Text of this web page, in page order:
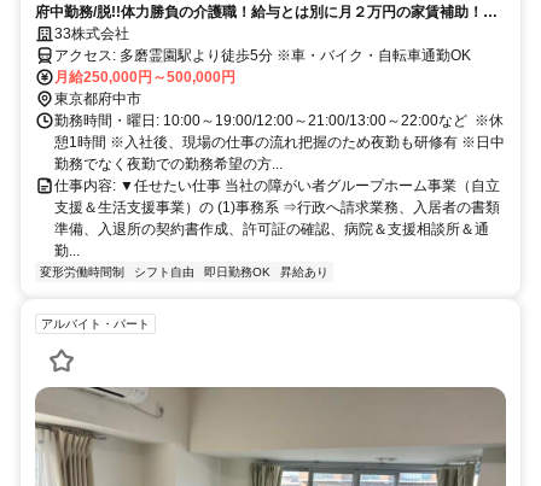
府中勤務/脱!!体力勝負の介護職！給与とは別に月２万円の家賃補助！年
齢一切不問＆シニアも多数活躍！グループホーム施設の管理スタッフ
33株式会社
アクセス: 多磨霊園駅より徒歩5分 ※車・バイク・自転車通勤OK
月給250,000円～500,000円
東京都府中市
勤務時間・曜日: 10:00～19:00/12:00～21:00/13:00～22:00など ※休
憩1時間 ※入社後、現場の仕事の流れ把握のため夜勤も研修有 ※日中
勤務でなく夜勤での勤務希望の方...
仕事内容: ▼任せたい仕事 当社の障がい者グループホーム事業（自立
支援＆生活支援事業）の (1)事務系 ⇒行政へ請求業務、入居者の書類
準備、入退所の契約書作成、許可証の確認、病院＆支援相談所＆通
勤...
変形労働時間制 シフト自由 即日勤務OK 昇給あり
アルバイト・パート